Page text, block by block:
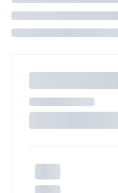
kolejnego pokoju lub
zamówienie u
Maksymalna liczba
maksymalny limit